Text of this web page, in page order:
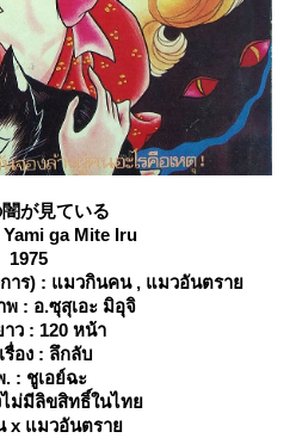
が見ている
ga Mite Iru
1975
การ) : แมวกินคน , แมวอันตรา
พ : อ.ซุสุเอะ มิอุจิ
ว : 120 หน้า
อง : ลึกลับ
: ชูเอย์ฉะ
ไม่มีลิขสิทธิ์ในไท
x แมวอันตรา